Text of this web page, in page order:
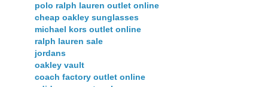
polo ralph lauren outlet online
cheap oakley sunglasses
michael kors outlet online
ralph lauren sale
jordans
oakley vault
coach factory outlet online